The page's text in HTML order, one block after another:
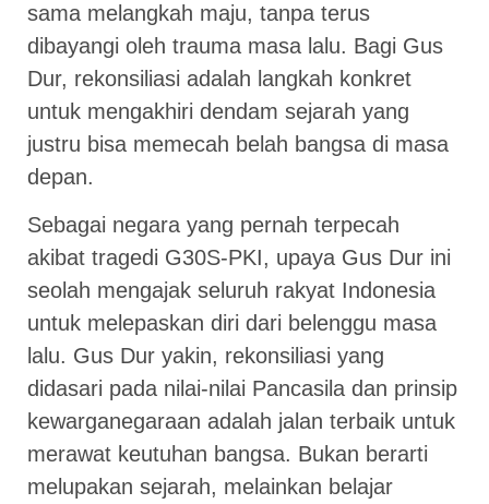
sama melangkah maju, tanpa terus
dibayangi oleh trauma masa lalu. Bagi Gus
Dur, rekonsiliasi adalah langkah konkret
untuk mengakhiri dendam sejarah yang
justru bisa memecah belah bangsa di masa
depan.
Sebagai negara yang pernah terpecah
akibat tragedi G30S-PKI, upaya Gus Dur ini
seolah mengajak seluruh rakyat Indonesia
untuk melepaskan diri dari belenggu masa
lalu. Gus Dur yakin, rekonsiliasi yang
didasari pada nilai-nilai Pancasila dan prinsip
kewarganegaraan adalah jalan terbaik untuk
merawat keutuhan bangsa. Bukan berarti
melupakan sejarah, melainkan belajar